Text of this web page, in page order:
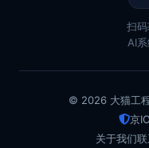
扫
AI
© 2026 大猫工
京
关于我们